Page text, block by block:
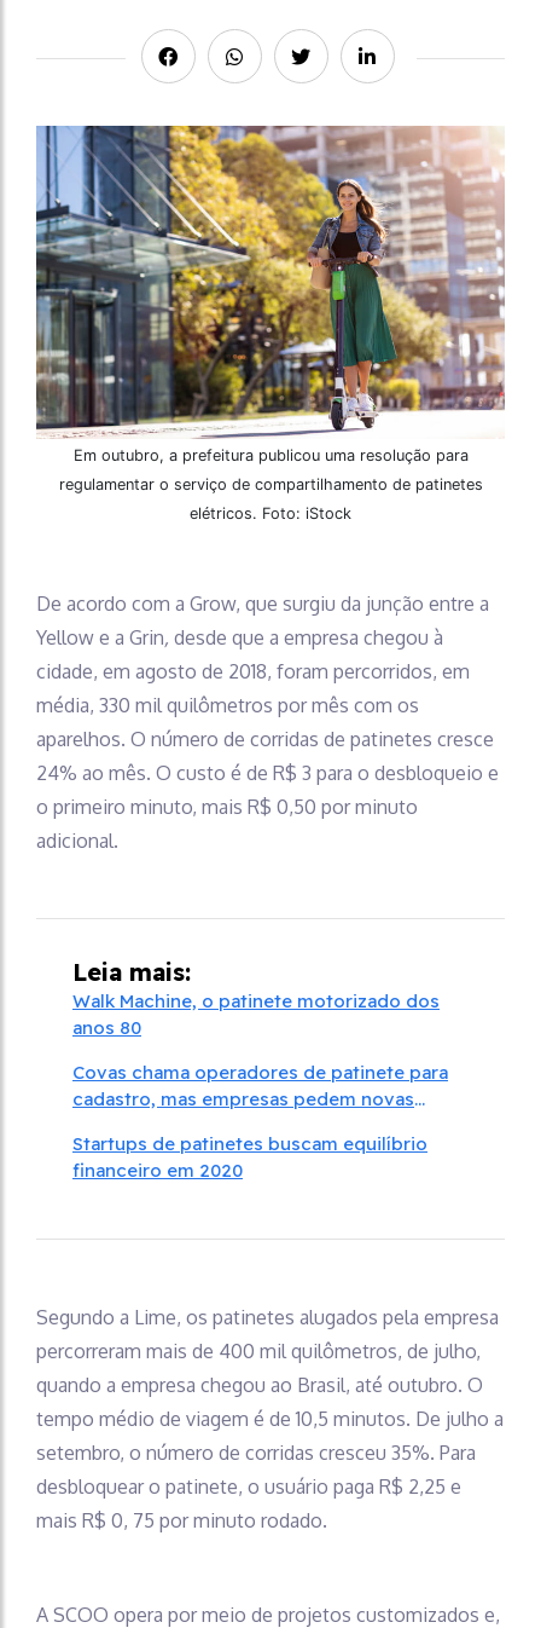
Em outubro, a prefeitura publicou uma resolução para
regulamentar o serviço de compartilhamento de patinetes
elétricos. Foto: iStock
De acordo com a Grow, que surgiu da junção entre a
Yellow e a Grin, desde que a empresa chegou à
cidade, em agosto de 2018, foram percorridos, em
média, 330 mil quilômetros por mês com os
aparelhos. O número de corridas de patinetes cresce
24% ao mês. O custo é de R$ 3 para o desbloqueio e
o primeiro minuto, mais R$ 0,50 por minuto
adicional.
Leia mais:
Walk Machine, o patinete motorizado dos
anos 80
Covas chama operadores de patinete para
cadastro, mas empresas pedem novas
Startups de patinetes buscam equilíbrio
financeiro em 2020
Segundo a Lime, os patinetes alugados pela empresa
percorreram mais de 400 mil quilômetros, de julho,
quando a empresa chegou ao Brasil, até outubro. O
tempo médio de viagem é de 10,5 minutos. De julho a
setembro, o número de corridas cresceu 35%. Para
desbloquear o patinete, o usuário paga R$ 2,25 e
mais R$ 0, 75 por minuto rodado.
A SCOO opera por meio de projetos customizados e,